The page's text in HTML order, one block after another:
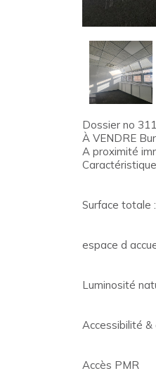
Dossier no
À VENDRE
A proximité
Surface totale
espace d
Luminosité
Accessibilité &
Accès PMR